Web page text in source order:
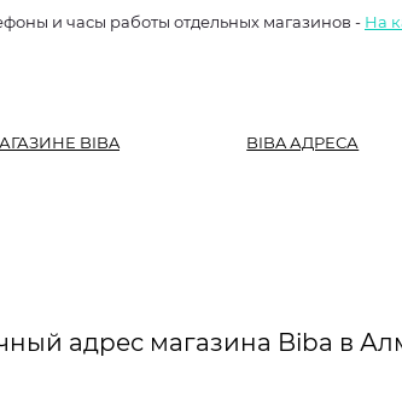
и часы работы отдельных магазинов - На
BIBA BIBA АДРЕСА
адрес магазина Biba в